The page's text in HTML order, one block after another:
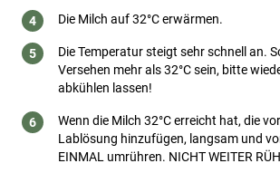
Die Milch auf 32°C erwärmen.
Die Temperatur steigt sehr schnell an.
Versehen mehr als 32°C sein, bitte
abkühlen lassen!
Wenn die Milch 32°C erreicht hat, die
Lablösung hinzufügen, langsam und
EINMAL umrühren. NICHT WEITER